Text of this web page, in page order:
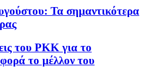
Τα σημαντικότερα
του PKK για το
το μέλλον του